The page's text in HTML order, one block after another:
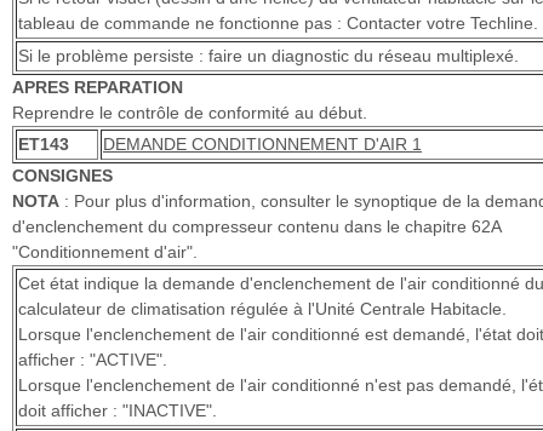
tableau de commande ne fonctionne pas : Contacter votre Techline.
Si le problème persiste : faire un diagnostic du réseau multiplexé.
APRES REPARATION
Reprendre le contrôle de conformité au début.
ET143
DEMANDE CONDITIONNEMENT D'AIR 1
CONSIGNES
NOTA : Pour plus d'information, consulter le synoptique de la
d'enclenchement du compresseur contenu dans le chapitre 62A
"Conditionnement d'air".
Cet état indique la demande d'enclenchement de l'air conditionné du
calculateur de climatisation régulée à l'Unité Centrale Habitacle.
Lorsque l'enclenchement de l'air conditionné est demandé, l'état doit
afficher : "ACTIVE".
Lorsque l'enclenchement de l'air conditionné n'est pas demandé,
doit afficher : "INACTIVE".